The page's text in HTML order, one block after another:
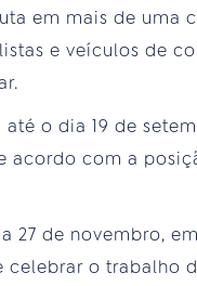
em mais de uma
e veículos de
o dia 19 de
com a
de novembro,
o trabalho